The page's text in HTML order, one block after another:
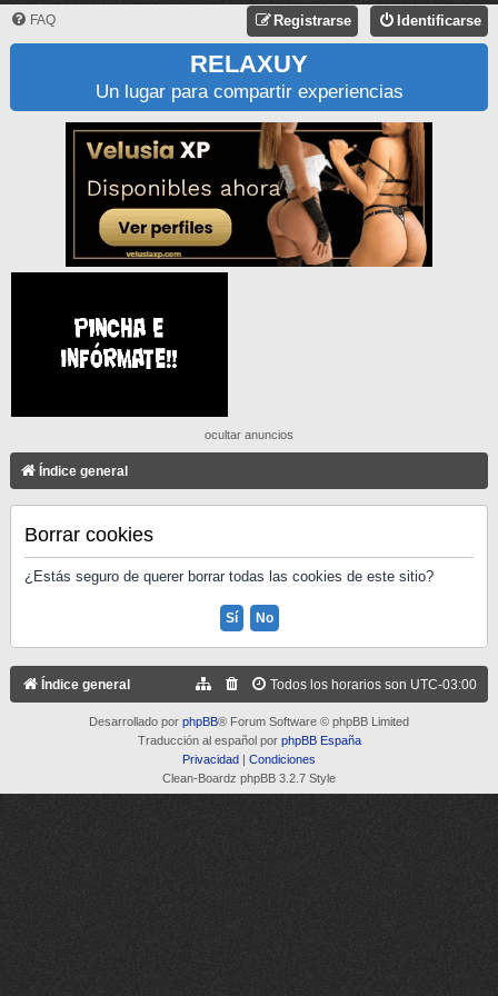
FAQ Identificarse
Registrarse
RELAXUY
Un lugar para compartir experiencias
ocultar anuncios
Índice general
Borrar cookies
¿Estás seguro de querer borrar todas las cookies de este sitio?
Índice general Todos los horarios son UTC-03:00
Desarrollado por phpBB® Forum Software © phpBB Limited
Traducción al español por phpBB España
Privacidad | Condiciones
Clean-Boardz phpBB 3.2.7 Style